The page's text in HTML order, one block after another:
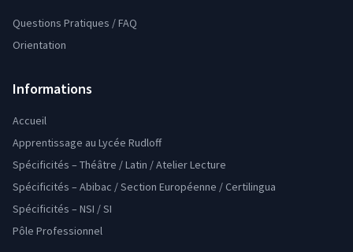
Questions Pratiques / FAQ
Orientation
Informations
Accueil
Apprentissage au Lycée Rudloff
Spécificités – Théâtre / Latin / Atelier Lecture
Spécificités – Abibac / Section Européenne / Certilingua
Spécificités – NSI / SI
Pôle Professionnel